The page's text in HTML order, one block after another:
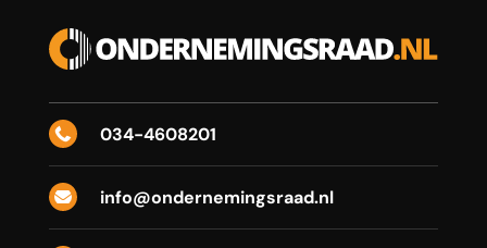
 034-4608201
 info@ondernemingsraad.nl